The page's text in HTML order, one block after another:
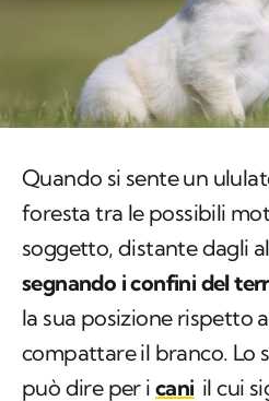
Quando si sente un
foresta tra le possibili
soggetto, distante dagli
segnando i confini del
la sua posizione rispetto
compattare il branco. Lo
può dire per icani il cui